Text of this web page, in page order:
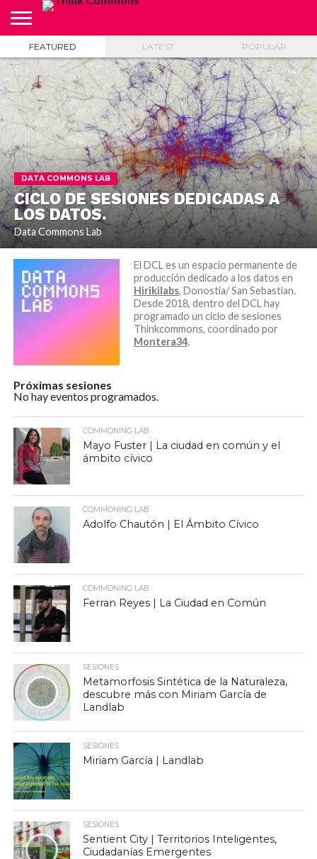
ABOUT
CARRITO
CONTACTO
CRÉDITOS
FINALIZAR
COMPRA
INICIO
LIVE
MI
CUENTA
TIENDA
FEATURED LATEST POPULAR
DATA COMMONS LAB
CICLO DE SESIONES DEDICADAS A
LOS DATOS.
Data Commons Lab
7.4K
El DCL es un espacio permanente de
producción dedicado a los datos en
Hirikilabs, Donostia/ San Sebastian.
Desde 2018, dentro del DCL hay
programado un ciclo de sesiones
Thinkcommons, coordinado por
Montera34.
Próximas sesiones
No hay eventos programados.
COMMONING LAB
Mayo Fuster | La ciudad en común y el
ámbito cívico
COMMONING LAB
Adolfo Chautón | El Ámbito Cívico
COMMONING LAB
Ferran Reyes | La Ciudad en Común
SESIONES
Metamorfosis Sintética de la Naturaleza,
descubre más con Miriam García de
Landlab
SESIONES
Miriam García | Landlab
SESIONES
Sentient City | Territorios Inteligentes,
Ciudadanías Emergentes